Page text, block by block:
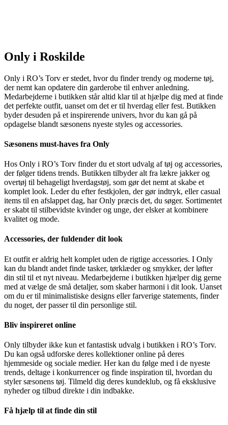
Only i Roskilde
Only i RO’s Torv er stedet, hvor du finder trendy og moderne tøj,
der nemt kan opdatere din garderobe til enhver anledning.
Medarbejderne i butikken står altid klar til at hjælpe dig med at finde
det perfekte outfit, uanset om det er til hverdag eller fest. Butikken
byder desuden på et inspirerende univers, hvor du kan gå på
opdagelse blandt sæsonens nyeste styles og accessories.
Sæsonens must-haves fra Only
Hos Only i RO’s Torv finder du et stort udvalg af tøj og accessories,
der følger tidens trends. Butikken tilbyder alt fra lækre jakker og
overtøj til behageligt hverdagstøj, som gør det nemt at skabe et
komplet look. Leder du efter festkjolen, der gør indtryk, eller casual
items til en afslappet dag, har Only præcis det, du søger. Sortimentet
er skabt til stilbevidste kvinder og unge, der elsker at kombinere
kvalitet og mode.
Accessories, der fuldender dit look
Et outfit er aldrig helt komplet uden de rigtige accessories. I Only
kan du blandt andet finde tasker, tørklæder og smykker, der løfter
din stil til et nyt niveau. Medarbejderne i butikken hjælper dig gerne
med at vælge de små detaljer, som skaber harmoni i dit look. Uanset
om du er til minimalistiske designs eller farverige statements, finder
du noget, der passer til din personlige stil.
Bliv inspireret online
Only tilbyder ikke kun et fantastisk udvalg i butikken i RO’s Torv.
Du kan også udforske deres kollektioner online på deres
hjemmeside og sociale medier. Her kan du følge med i de nyeste
trends, deltage i konkurrencer og finde inspiration til, hvordan du
styler sæsonens tøj. Tilmeld dig deres kundeklub, og få eksklusive
nyheder og tilbud direkte i din indbakke.
Få hjælp til at finde din stil